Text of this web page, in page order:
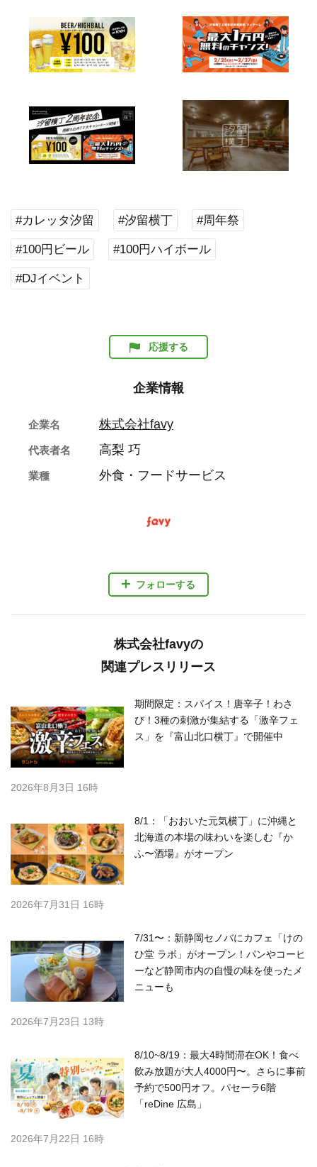
#カレッタ汐留 #汐留横丁 #周年祭
#100円ビール #100円ハイボール
#DJイベント
応援する
企業情報
フォローする
企業名 株式会社favy
代表者名 高梨 巧
業種 外食・フードサービス
株式会社favyの
関連プレスリリース
期間限定：スパイス！唐辛子！わさ
び！3種の刺激が集結する「激辛フェ
ス」を『富山北口横丁』で開催中
2026年8月3日 16時
8/1：「おおいた元気横丁」に沖縄と
北海道の本場の味わいを楽しむ『か
ふ〜酒場』がオープン
2026年7月31日 16時
7/31〜：新静岡セノバにカフェ「けの
ひ堂 ラボ」がオープン！パンやコーヒ
ーなど静岡市内の自慢の味を使ったメ
ニューも
2026年7月23日 13時
8/10~8/19：最大4時間滞在OK！食べ
飲み放題が大人4000円〜。さらに事前
予約で500円オフ。パセーラ6階
「reDine 広島」
2026年7月22日 16時